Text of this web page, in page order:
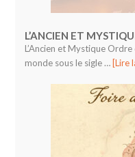
L’ANCIEN ET
L’Ancien et Mystique
monde sous le sigle … [Lire